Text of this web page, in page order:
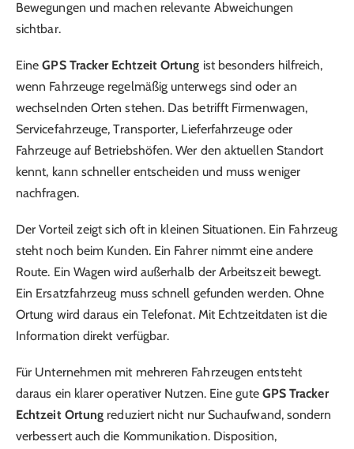
Bewegungen und machen relevante Abweichungen
sichtbar.
EineGPS Tracker Echtzeit Ortung ist besonders hilfreich,
wenn Fahrzeuge regelmäßig unterwegs sind oder an
wechselnden Orten stehen. Das betrifft Firmenwagen,
Servicefahrzeuge, Transporter, Lieferfahrzeuge oder
Fahrzeuge auf Betriebshöfen. Wer den aktuellen Standort
kennt, kann schneller entscheiden und muss weniger
nachfragen.
Der Vorteil zeigt sich oft in kleinen Situationen. Ein Fahrzeug
steht noch beim Kunden. Ein Fahrer nimmt eine andere
Route. Ein Wagen wird außerhalb der Arbeitszeit bewegt.
Ein Ersatzfahrzeug muss schnell gefunden werden. Ohne
Ortung wird daraus ein Telefonat. Mit Echtzeitdaten ist die
Information direkt verfügbar.
Für Unternehmen mit mehreren Fahrzeugen entsteht
daraus ein klarer operativer Nutzen. Eine gute GPS Tracker
Echtzeit Ortung reduziert nicht nur Suchaufwand, sondern
verbessert auch die Kommunikation. Disposition,